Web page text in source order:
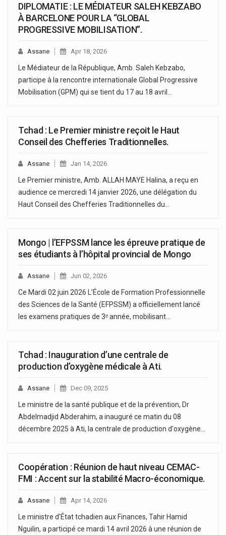
DIPLOMATIE : LE MÉDIATEUR SALEH KEBZABO
À BARCELONE POUR LA “GLOBAL
PROGRESSIVE MOBILISATION”.
Assane Apr 18, 2026
Le Médiateur de la République, Amb. Saleh Kebzabo,
participe à la rencontre internationale Global Progressive
Mobilisation (GPM) qui se tient du 17 au 18 avril…
Tchad : Le Premier ministre reçoit le Haut
Conseil des Chefferies Traditionnelles.
Assane Jan 14, 2026
Le Premier ministre, Amb. ALLAH MAYE Halina, a reçu en
audience ce mercredi 14 janvier 2026, une délégation du
Haut Conseil des Chefferies Traditionnelles du…
Mongo | l’EFPSSM lance les épreuve pratique de
ses étudiants à l’hôpital provincial de Mongo
Assane Jun 02, 2026
Ce Mardi 02 juin 2026 L’École de Formation Professionnelle
des Sciences de la Santé (EFPSSM) a officiellement lancé
les examens pratiques de 3ᵉ année, mobilisant…
Tchad : Inauguration d’une centrale de
production d’oxygène médicale à Ati.
Assane Dec 09, 2025
Le ministre de la santé publique et de la prévention, Dr
Abdelmadjid Abderahim, a inauguré ce matin du 08
décembre 2025 à Ati, la centrale de production d'oxygène…
Coopération : Réunion de haut niveau CEMAC-
FMI : Accent sur la stabilité Macro-économique.
Assane Apr 14, 2026
Le ministre d'État tchadien aux Finances, Tahir Hamid
Nguilin, a participé ce mardi 14 avril 2026 à une réunion de